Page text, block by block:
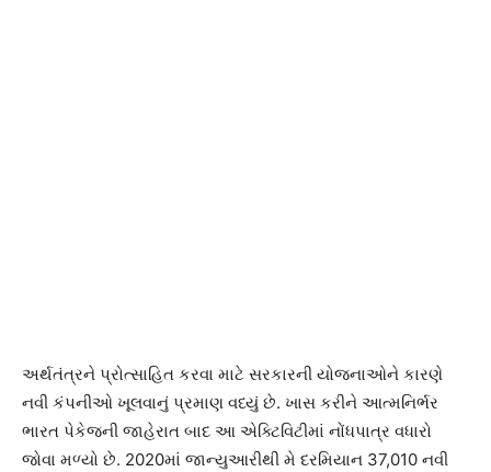
અર્થતંત્રને પ્રોત્સાહિત કરવા માટે સરકારની યોજનાઓને કારણે
નવી કંપનીઓ ખૂલવાનું પ્રમાણ વધ્યું છે. ખાસ કરીને આત્મનિર્ભર
ભારત પેકેજની જાહેરાત બાદ આ એક્ટિવિટીમાં નોંધપાત્ર વધારો
જોવા મળ્યો છે. 2020માં જાન્યુઆરીથી મે દરમિયાન 37,010 નવી